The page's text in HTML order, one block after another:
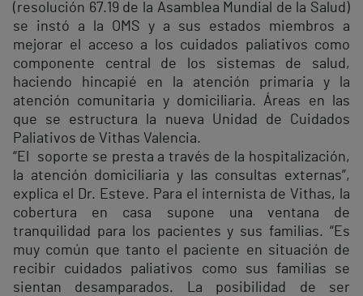
(resolución 67.19 de la Asamblea Mundial de la Salud)
se instó a la OMS y a sus estados miembros a
mejorar el acceso a los cuidados paliativos como
componente central de los sistemas de salud,
haciendo hincapié en la atención primaria y la
atención comunitaria y domiciliaria. Áreas en las
que se estructura la nueva Unidad de Cuidados
Paliativos de Vithas Valencia.
“El soporte se presta a través de la hospitalización,
la atención domiciliaria y las consultas externas”,
explica el Dr. Esteve. Para el internista de Vithas, la
cobertura en casa supone una ventana de
tranquilidad para los pacientes y sus familias. “Es
muy común que tanto el paciente en situación de
recibir cuidados paliativos como sus familias se
sientan desamparados. La posibilidad de ser